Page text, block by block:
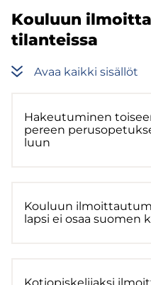
Kou­luun
ti­lan­teis­sa
Avaa kaik­ki si­säl­löt
Ha­keu­tu­mi­nen
pe­reen
luun
Kou­luun
lapsi ei osaa suo­men
Ko­tio­pis­ke­li­jak­si